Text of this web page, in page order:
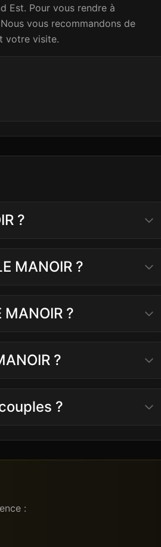
Est. Pour vous rendre à
vous recommandons de
votre visite.
?
MANOIR ?
?
?
?
: